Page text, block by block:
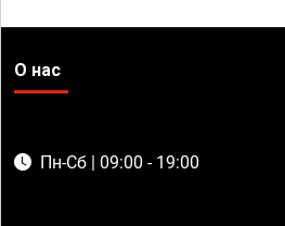
О нас
Пн-Сб | 09:00 - 19:00